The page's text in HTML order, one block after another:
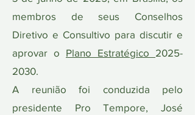
membros de seus Conselhos
Diretivo e Consultivo para discutir e
aprovar o Plano Estratégico 2025-
2030.
A reunião foi conduzida pelo
presidente Pro Tempore, José